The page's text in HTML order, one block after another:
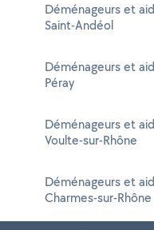
Déménageurs et
Saint-Andéol
Déménageurs et
Péray
Déménageurs et
Voulte-sur-Rhône
Déménageurs et
Charmes-sur-Rhône